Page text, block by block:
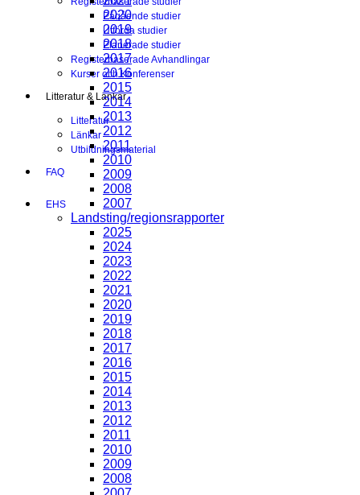
Pågående studier
Utförda studier
Planerade studier
Registerbaserade Avhandlingar
Kurser och Konferenser
Litteratur & Länkar
Litteratur
Länkar
Utbildningsmaterial
FAQ
EHS
2020
2019
2018
2017
2016
2015
2014
2013
2012
2011
2010
2009
2008
2007
Landsting/regionsrapporter
2025
2024
2023
2022
2021
2020
2019
2018
2017
2016
2015
2014
2013
2012
2011
2010
2009
2008